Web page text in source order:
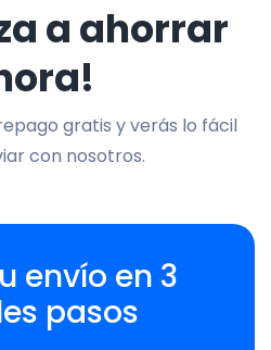
a ahorrar
gratis y verás lo fácil
con nosotros.
envío en 3
pasos